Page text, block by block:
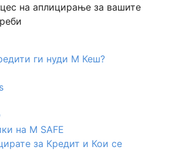
на аплицирање за вашите
ги нуди М Кеш?
на M SAFE
за Кредит и Кои се